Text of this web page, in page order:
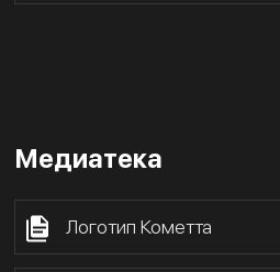
Медиатека
Логотип Кометта